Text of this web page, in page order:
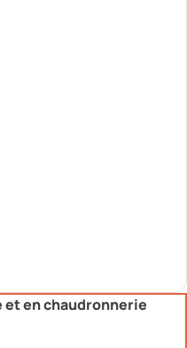
en chaudronnerie